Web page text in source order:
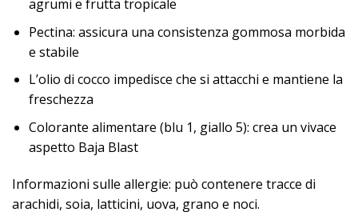
agrumi e frutta tropicale
Pectina: assicura una consistenza gommosa morbida
e stabile
L’olio di cocco impedisce che si attacchi e mantiene la
freschezza
Colorante alimentare (blu 1, giallo 5): crea un vivace
aspetto Baja Blast
Informazioni sulle allergie: può contenere tracce di
arachidi, soia, latticini, uova, grano e noci.